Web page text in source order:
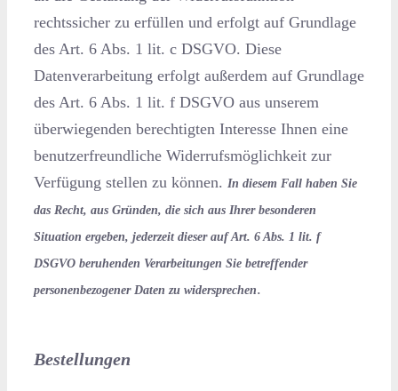
rechtssicher zu erfüllen und erfolgt auf Grundlage
des Art. 6 Abs. 1 lit. c DSGVO. Diese
Datenverarbeitung erfolgt außerdem auf Grundlage
des Art. 6 Abs. 1 lit. f DSGVO aus unserem
überwiegenden berechtigten Interesse Ihnen eine
benutzerfreundliche Widerrufsmöglichkeit zur
Verfügung stellen zu können. In diesem Fall haben Sie
das Recht, aus Gründen, die sich aus Ihrer besonderen
Situation ergeben, jederzeit dieser auf Art. 6 Abs. 1 lit. f
DSGVO beruhenden Verarbeitungen Sie betreffender
personenbezogener Daten zu widersprechen.
Bestellungen